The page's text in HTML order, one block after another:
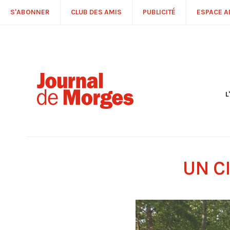
S'ABONNER CLUB DES AMIS PUBLICITÉ ESPACE
UN